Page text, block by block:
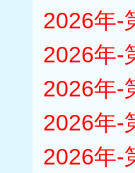
2026年-
2026年-
2026年-
2026年-
2026年-